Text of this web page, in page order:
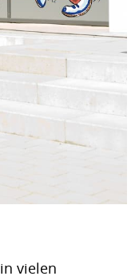
vielen